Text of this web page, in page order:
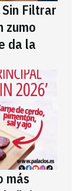
Filtrar
zumo
da la
más